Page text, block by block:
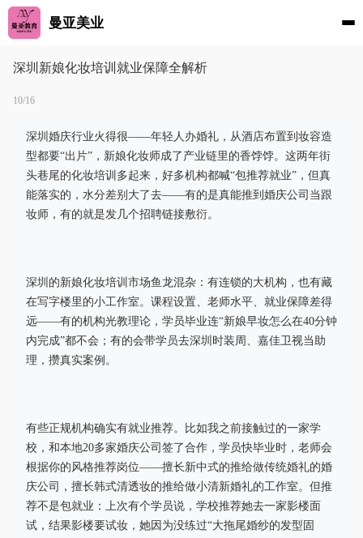
曼亚美业
深圳新娘化妆培训就业保障全解析
10/16
深圳婚庆行业火得很——年轻人办婚礼，从酒店布置到妆容造
型都要“出片”，新娘化妆师成了产业链里的香饽饽。这两年街
头巷尾的化妆培训多起来，好多机构都喊“包推荐就业”，但真
能落实的，水分差别大了去——有的是真能推到婚庆公司当跟
妆师，有的就是发几个招聘链接敷衍。
深圳的新娘化妆培训市场鱼龙混杂：有连锁的大机构，也有藏
在写字楼里的小工作室。课程设置、老师水平、就业保障差得
远——有的机构光教理论，学员毕业连“新娘早妆怎么在40分钟
内完成”都不会；有的会带学员去深圳时装周、嘉佳卫视当助
理，攒真实案例。
有些正规机构确实有就业推荐。比如我之前接触过的一家学
校，和本地20多家婚庆公司签了合作，学员快毕业时，老师会
根据你的风格推荐岗位——擅长新中式的推给做传统婚礼的婚
庆公司，擅长韩式清透妆的推给做小清新婚礼的工作室。但推
荐不是包就业：上次有个学员说，学校推荐她去一家影楼面
试，结果影楼要试妆，她因为没练过“大拖尾婚纱的发型固